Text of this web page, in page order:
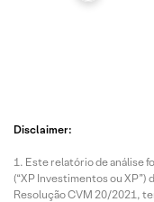
Disclaimer:
Este relatório de análise
(“XP Investimentos ou XP”)
Resolução CVM 20/2021,